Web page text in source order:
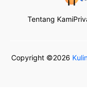
Tentang Kami
Copyright ©2026